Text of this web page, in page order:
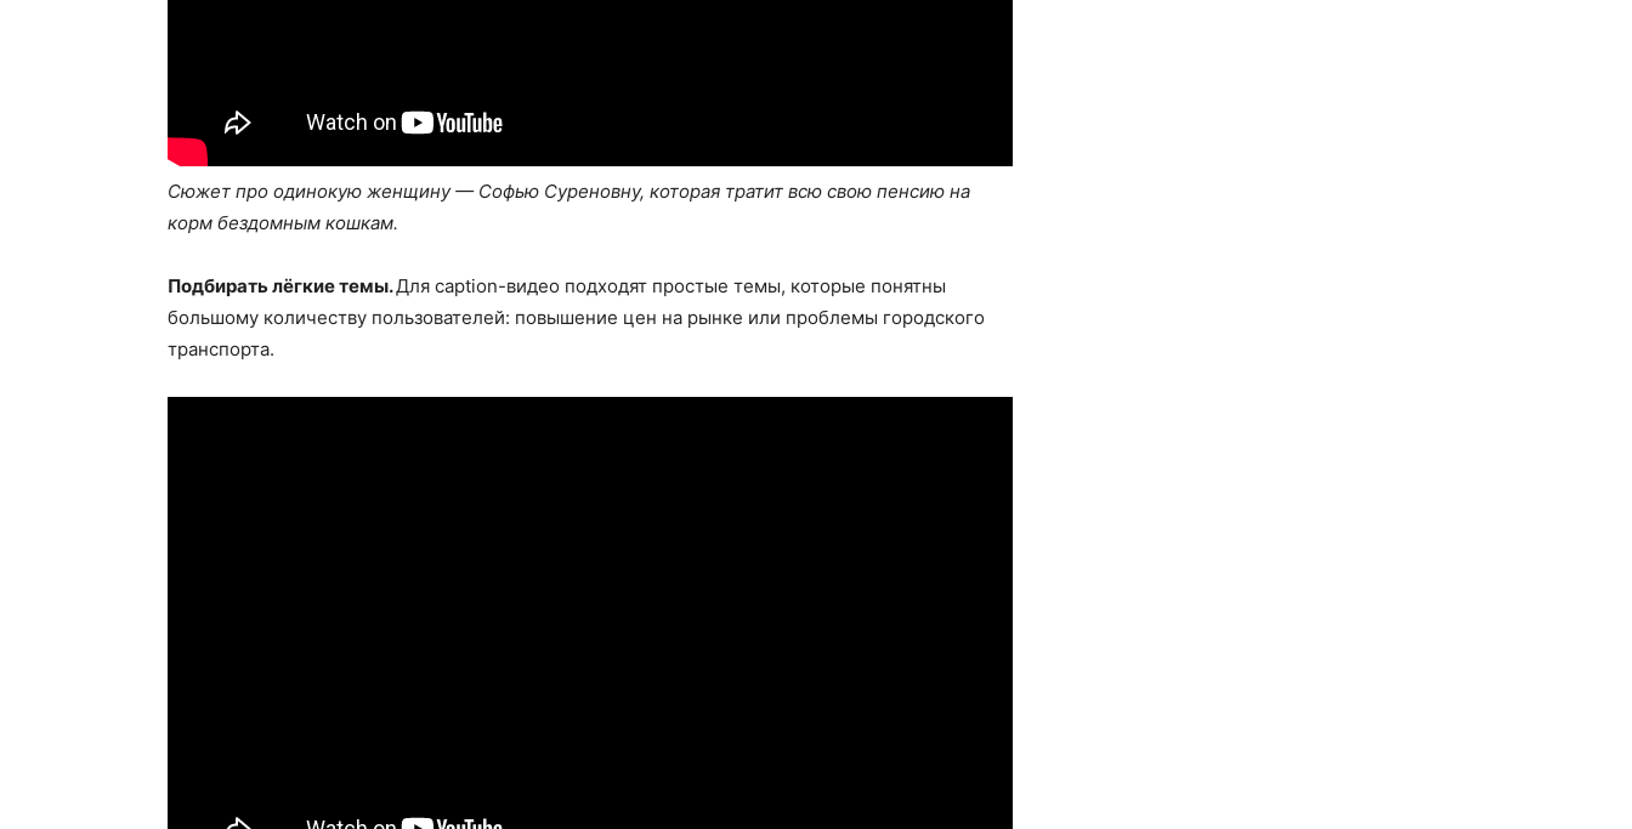
Сюжет про одинокую женщину — Софью Суреновну, которая тратит всю свою пенсию на
корм бездомным кошкам.
Подбирать лёгкие темы.Для caption-видео подходят простые темы, которые понятны
большому количеству пользователей: повышение цен на рынке или проблемы городского
транспорта.